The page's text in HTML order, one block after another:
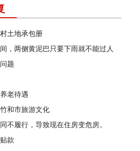
土地承包册
，两侧黄泥巴只要下雨就不能过人
题
老待遇
和市旅游文化
不履行，导致现在住房变危房。
款